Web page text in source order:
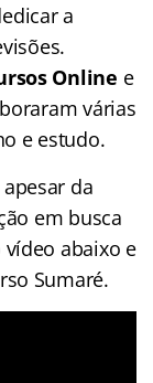
a
Online e
várias
e estudo.
da
em busca
abaixo e
Sumaré.